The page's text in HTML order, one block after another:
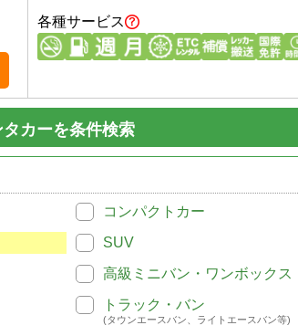
各種サービス
カーを条件検索
コンパクトカー
SUV
高級ミニバン・ワンボックス
トラック・バン
(タウンエースバン、ライトエースバン等)